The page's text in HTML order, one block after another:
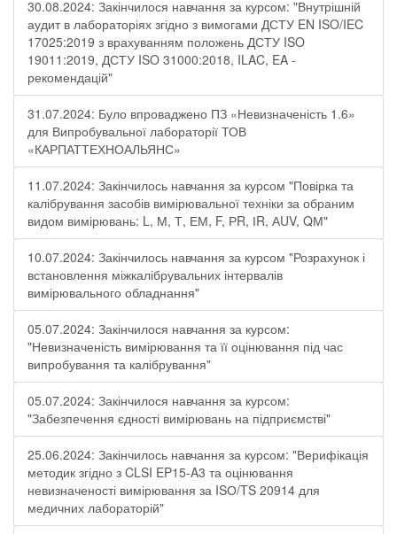
30.08.2024: Закінчилося навчання за курсом: "Внутрішній
аудит в лабораторіях згідно з вимогами ДСТУ EN ISO/IEC
17025:2019 з врахуванням положень ДСТУ ISO
19011:2019, ДСТУ ISO 31000:2018, ILAC, EA -
рекомендацій"
31.07.2024: Було впроваджено ПЗ «Невизначеність 1.6»
для Випробувальної лабораторії ТОВ
«КАРПАТТЕХНОАЛЬЯНС»
11.07.2024: Закінчилось навчання за курсом "Повірка та
калібрування засобів вимірювальної техніки за обраним
видом вимірювань: L, М, Т, ЕМ, F, РR, ІR, АUV, QМ"
10.07.2024: Закінчилось навчання за курсом "Розрахунок і
встановлення міжкалібрувальних інтервалів
вимірювального обладнання"
05.07.2024: Закінчилося навчання за курсом:
"Невизначеність вимірювання та її оцінювання під час
випробування та калібрування"
05.07.2024: Закінчилося навчання за курсом:
"Забезпечення єдності вимірювань на підприємстві"
25.06.2024: Закінчилось навчання за курсом: "Верифікація
методик згідно з CLSI EP15-A3 та оцінювання
невизначеності вимірювання за ISО/TS 20914 для
медичних лабораторій"